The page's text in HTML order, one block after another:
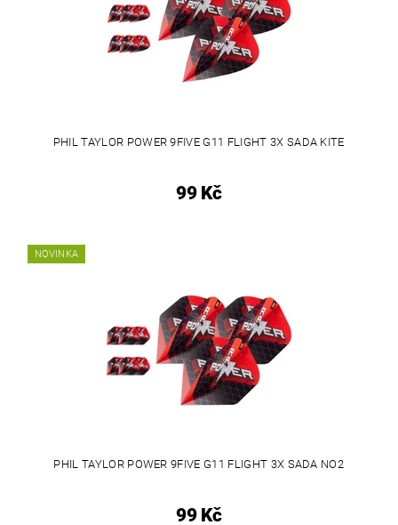
PHIL TAYLOR POWER 9FIVE G11 FLIGHT 3X SADA KITE
99 Kč
NOVINKA
PHIL TAYLOR POWER 9FIVE G11 FLIGHT 3X SADA NO2
99 Kč